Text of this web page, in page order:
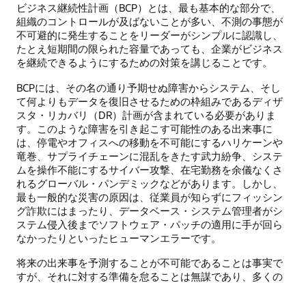
ビジネス継続性計画（BCP）とは、最も基本的な部分で、
組織のコントロールが及ばないことが多い、不測の事態が
不可避的に発生することをリーダーがシンプルに認識し、
たとえ短期間の限られた容量であっても、企業がビジネス
を継続できるようにするための対策を講じることです。
BCPには、その名の通り予期せぬ障害からシステム、そし
て何よりもデータを復旧させるための枠組みであるディザ
スタ・リカバリ（DR）計画が含まれている必要がありま
す。このような障害を引き起こす可能性のある出来事に
は、停電やオフィスへの移動を不可能にするハリケーンや
竜巻、サプライチェーンに混乱をきたす武力紛争、システ
ムを操作不能にするサイバー攻撃、在宅勤務を余儀なくさ
れるグローバル・パンデミックなどがあります。しかし、
最も一般的な災害の原因は、従業員が知らずにフィッシン
グ詐欺にはまったり、データベース・システム管理者がシ
ステム侵入後までソフトウェア・パッチの適用に手が回ら
なかったりといったヒューマンエラーです。
将来の出来事を予測することが不可能であることは事実で
すが、それに対する準備を怠ることは無謀であり、多くの